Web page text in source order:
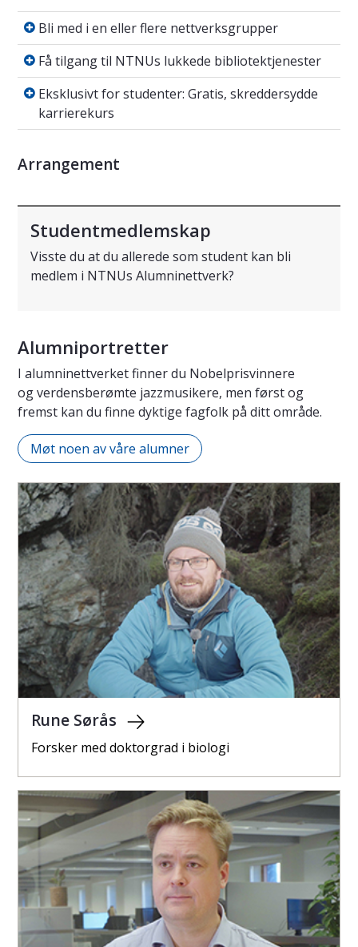
Bli med i en eller flere nettverksgrupper
Bli med i en eller flere nettverksgrupper
Få tilgang til NTNUs lukkede
Få tilgang til NTNUs lukkede bibliotektjenester
Eksklusivt for studenter: Gratis,
Eksklusivt for studenter: Gratis, skreddersydde
karrierekurs
Arrangement
Studentmedlemskap
Visste du at du allerede som student kan bli
medlem i NTNUs Alumninettverk?
Alumniportretter
I alumninettverket finner du Nobelprisvinnere
og verdensberømte jazzmusikere, men først og
fremst kan du finne dyktige fagfolk på ditt område.
Møt noen av våre alumner
Rune Sørås
Forsker med doktorgrad i biologi